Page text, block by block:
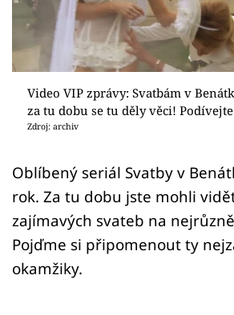
Sex a vztahy
Videa
Sledujte prima+
Video VIP zprávy: Svatbám v
za tu dobu se tu děly věci! Podívejte
Zdroj: archiv
Oblíbený seriál Svatby v
rok. Za tu dobu jste mohli
zajímavých svateb na
Pojďme si připomenout ty
okamžiky.